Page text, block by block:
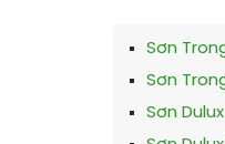
Sơn
Sơn
Sơn